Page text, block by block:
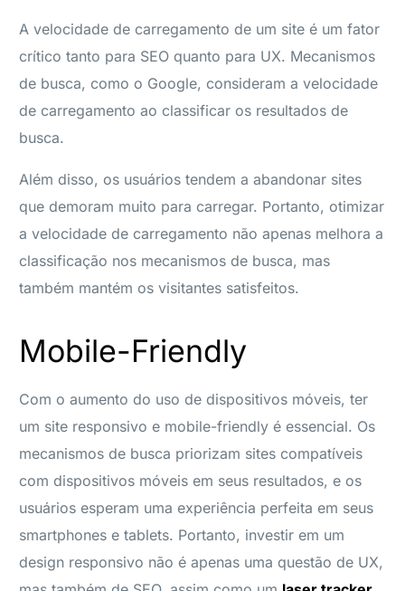
A velocidade de carregamento de um site é um fator
crítico tanto para SEO quanto para UX. Mecanismos
de busca, como o Google, consideram a velocidade
de carregamento ao classificar os resultados de
busca.
Além disso, os usuários tendem a abandonar sites
que demoram muito para carregar. Portanto, otimizar
a velocidade de carregamento não apenas melhora a
classificação nos mecanismos de busca, mas
também mantém os visitantes satisfeitos.
Mobile-Friendly
Com o aumento do uso de dispositivos móveis, ter
um site responsivo e mobile-friendly é essencial. Os
mecanismos de busca priorizam sites compatíveis
com dispositivos móveis em seus resultados, e os
usuários esperam uma experiência perfeita em seus
smartphones e tablets. Portanto, investir em um
design responsivo não é apenas uma questão de UX,